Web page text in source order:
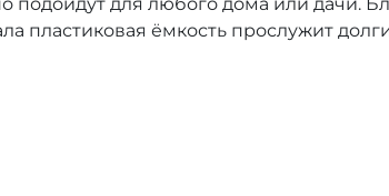
пластиковая ёмкость прослужит